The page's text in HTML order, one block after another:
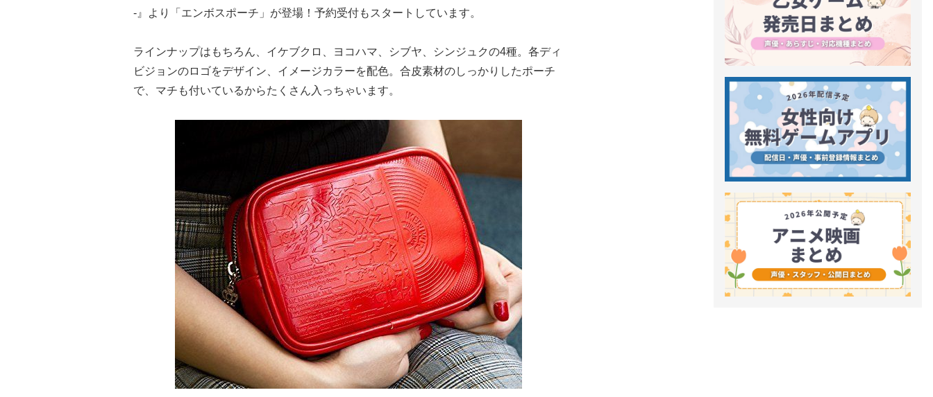
-』より「エンボスポーチ」が登場！予約受付もスタートしています。
ラインナップはもちろん、イケブクロ、ヨコハマ、シブヤ、シンジュクの4種。各ディ
ビジョンのロゴをデザイン、イメージカラーを配色。合皮素材のしっかりしたポーチ
で、マチも付いているからたくさん入っちゃいます。